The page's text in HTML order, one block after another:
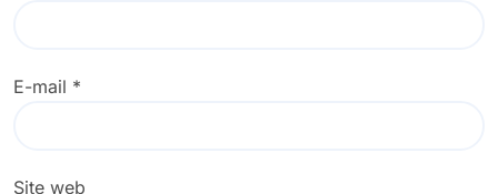
E-mail *
Site web